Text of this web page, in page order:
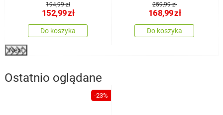
194,99 zł
152,99zł
Do koszyka
259,99 zł
168,99zł
Do koszyka
Next
Ostatnio oglądane
-23%